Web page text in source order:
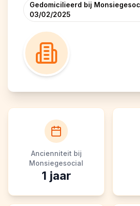
Gedomicilieerd bij
03/02/2025
Ancienniteit bij
Monsiegesocial
1 jaar